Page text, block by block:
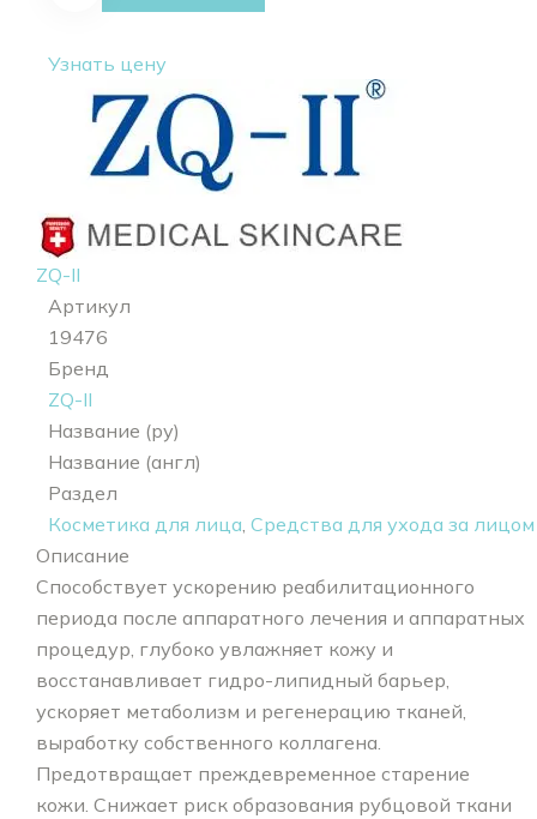
Repairing
Узнать цену
ZQ-II
Артикул
19476
Бренд
ZQ-II
Название (ру)
Название (англ)
Раздел
Косметика для лица, Средства для ухода за лицом
Описание
Способствует ускорению реабилитационного
периода после аппаратного лечения и аппаратных
процедур, глубоко увлажняет кожу и
восстанавливает гидро-липидный барьер,
ускоряет метаболизм и регенерацию тканей,
выработку собственного коллагена.
Предотвращает преждевременное старение
кожи. Снижает риск образования рубцовой ткани